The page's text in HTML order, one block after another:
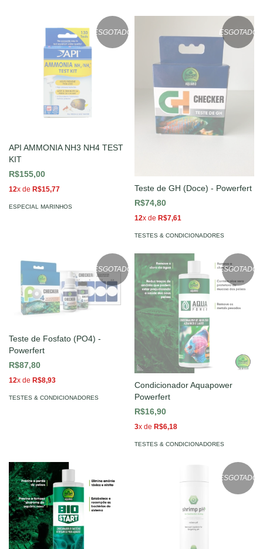
ESGOTADO
API AMMONIA NH3 NH4 TEST
KIT
R$155,00
12x de R$15,77
ESPECIAL MARINHOS
ESGOTADO
Teste de GH (Doce) - Powerfert
R$74,80
12x de R$7,61
TESTES & CONDICIONADORES
ESGOTADO
Teste de Fosfato (PO4) -
Powerfert
R$87,80
12x de R$8,93
TESTES & CONDICIONADORES
ESGOTADO
Condicionador Aquapower
Powerfert
R$16,90
3x de R$6,18
TESTES & CONDICIONADORES
ESGOTADO